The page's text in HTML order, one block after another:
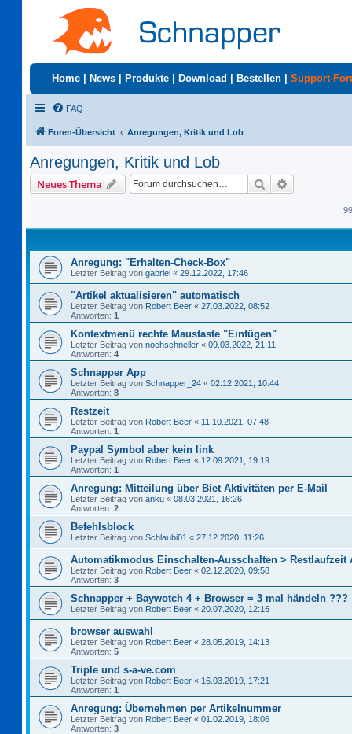
Home News Produkte Download Bestellen Support-
FAQ
Foren-Übersicht Anregungen, Kritik und Lob
Anregungen, Kritik und Lob
Neues Thema Suche
Anregung: "Erhalten-Check-Box"
Letzter Beitrag von gabriel « 29.12.2022, 17:46
"Artikel aktualisieren" automatisch
Letzter Beitrag von Robert Beer « 27.03.2022, 08:52
Antworten: 1
Kontextmenü rechte Maustaste "Einfügen"
Letzter Beitrag von nochschneller « 09.03.2022, 21:11
Antworten: 4
Schnapper App
Letzter Beitrag von Schnapper_24 « 02.12.2021, 10:44
Antworten: 8
Restzeit
Letzter Beitrag von Robert Beer « 11.10.2021, 07:48
Antworten: 1
Paypal Symbol aber kein link
Letzter Beitrag von Robert Beer « 12.09.2021, 19:19
Antworten: 1
Anregung: Mitteilung über Biet Aktivitäten per E-Mail
Letzter Beitrag von anku « 08.03.2021, 16:26
Antworten: 2
Befehlsblock
Letzter Beitrag von Schlaubi01 « 27.12.2020, 11:26
Automatikmodus Einschalten-Ausschalten > Restlaufzeit
Letzter Beitrag von Robert Beer « 02.12.2020, 09:58
Antworten: 3
Schnapper + Baywotch 4 + Browser = 3 mal händeln ???
Letzter Beitrag von Robert Beer « 20.07.2020, 12:16
browser auswahl
Letzter Beitrag von Robert Beer « 28.05.2019, 14:13
Antworten: 5
Triple und s-a-ve.com
Letzter Beitrag von Robert Beer « 16.03.2019, 17:21
Antworten: 1
Anregung: Übernehmen per Artikelnummer
Letzter Beitrag von Robert Beer « 01.02.2019, 18:06
Antworten: 3